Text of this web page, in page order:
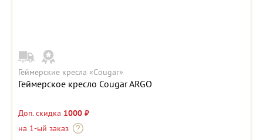
Геймерские кресла «Cougar»
Геймерское кресло Cougar ARGO
Доп. скидка 1000 ₽
на 1-ый заказ